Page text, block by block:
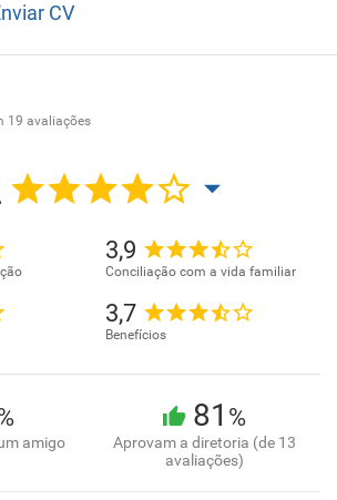
CV
no ramo de transporte aereo.
19 avaliações
3,9
Conciliação com a vida familiar
3,7
Benefícios
amigo
81 %
Aprovam a diretoria (de 13
avaliações)